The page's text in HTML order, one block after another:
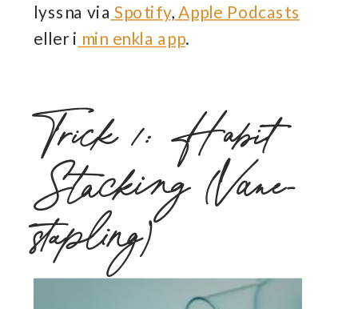
lyssna via Spotify, Apple Podcasts
eller i min enkla app.
Trick 1: Habit
Stacking (Vane-
stapling)